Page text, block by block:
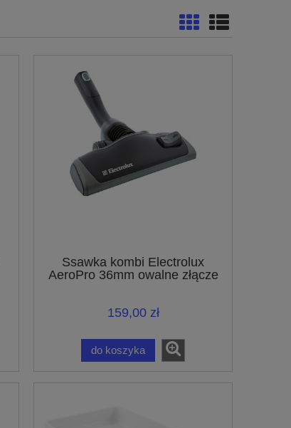
Ssawka kombi Electrolux
AeroPro 36mm owalne złącze
159,00 zł
do koszyka